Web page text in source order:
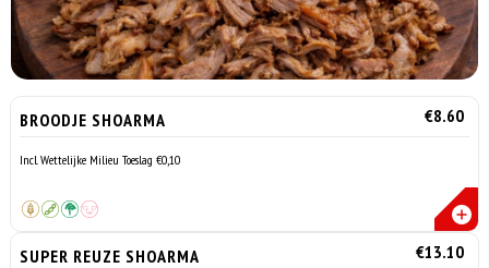
BROODJE SHOARMA €8.60
Incl. Wettelijke Milieu Toeslag €0,10
SUPER REUZE SHOARMA €13.10